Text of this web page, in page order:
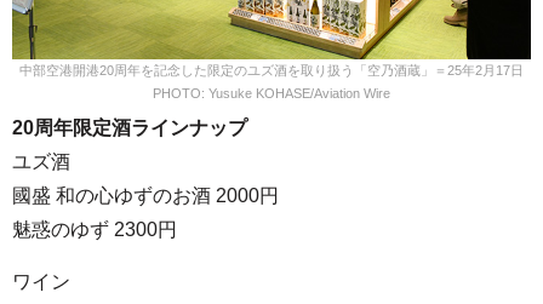
中部空港開港20周年を記念した限定のユズ酒を取り扱う「空乃酒蔵」＝25年2月17日
PHOTO: Yusuke KOHASE/Aviation Wire
20周年限定酒ラインナップ
ユズ酒
國盛 和の心ゆずのお酒 2000円
魅惑のゆず 2300円
ワイン